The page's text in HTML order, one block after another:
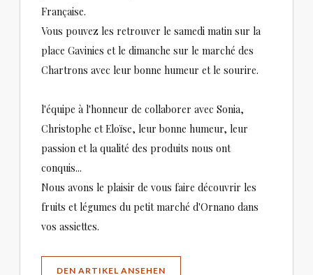
Française.
Vous pouvez les retrouver le samedi matin sur la
place Gavinies et le dimanche sur le marché des
Chartrons avec leur bonne humeur et le sourire.
l'équipe à l'honneur de collaborer avec Sonia,
Christophe et Eloïse, leur bonne humeur, leur
passion et la qualité des produits nous ont
conquis...
Nous avons le plaisir de vous faire découvrir les
fruits et légumes du petit marché d'Ornano dans
vos assiettes.
DEN ARTIKEL ANSEHEN((ÖFFNET EIN NEUES FENSTER))